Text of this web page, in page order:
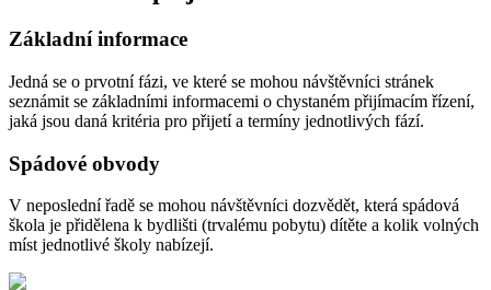
Základní informace
Jedná se o prvotní fázi, ve které se mohou návštěvníci stránek
seznámit se základními informacemi o chystaném přijímacím řízení,
jaká jsou daná kritéria pro přijetí a termíny jednotlivých fází.
Spádové obvody
V neposlední řadě se mohou návštěvníci dozvědět, která spádová
škola je přidělena k bydlišti (trvalému pobytu) dítěte a kolik volných
míst jednotlivé školy nabízejí.